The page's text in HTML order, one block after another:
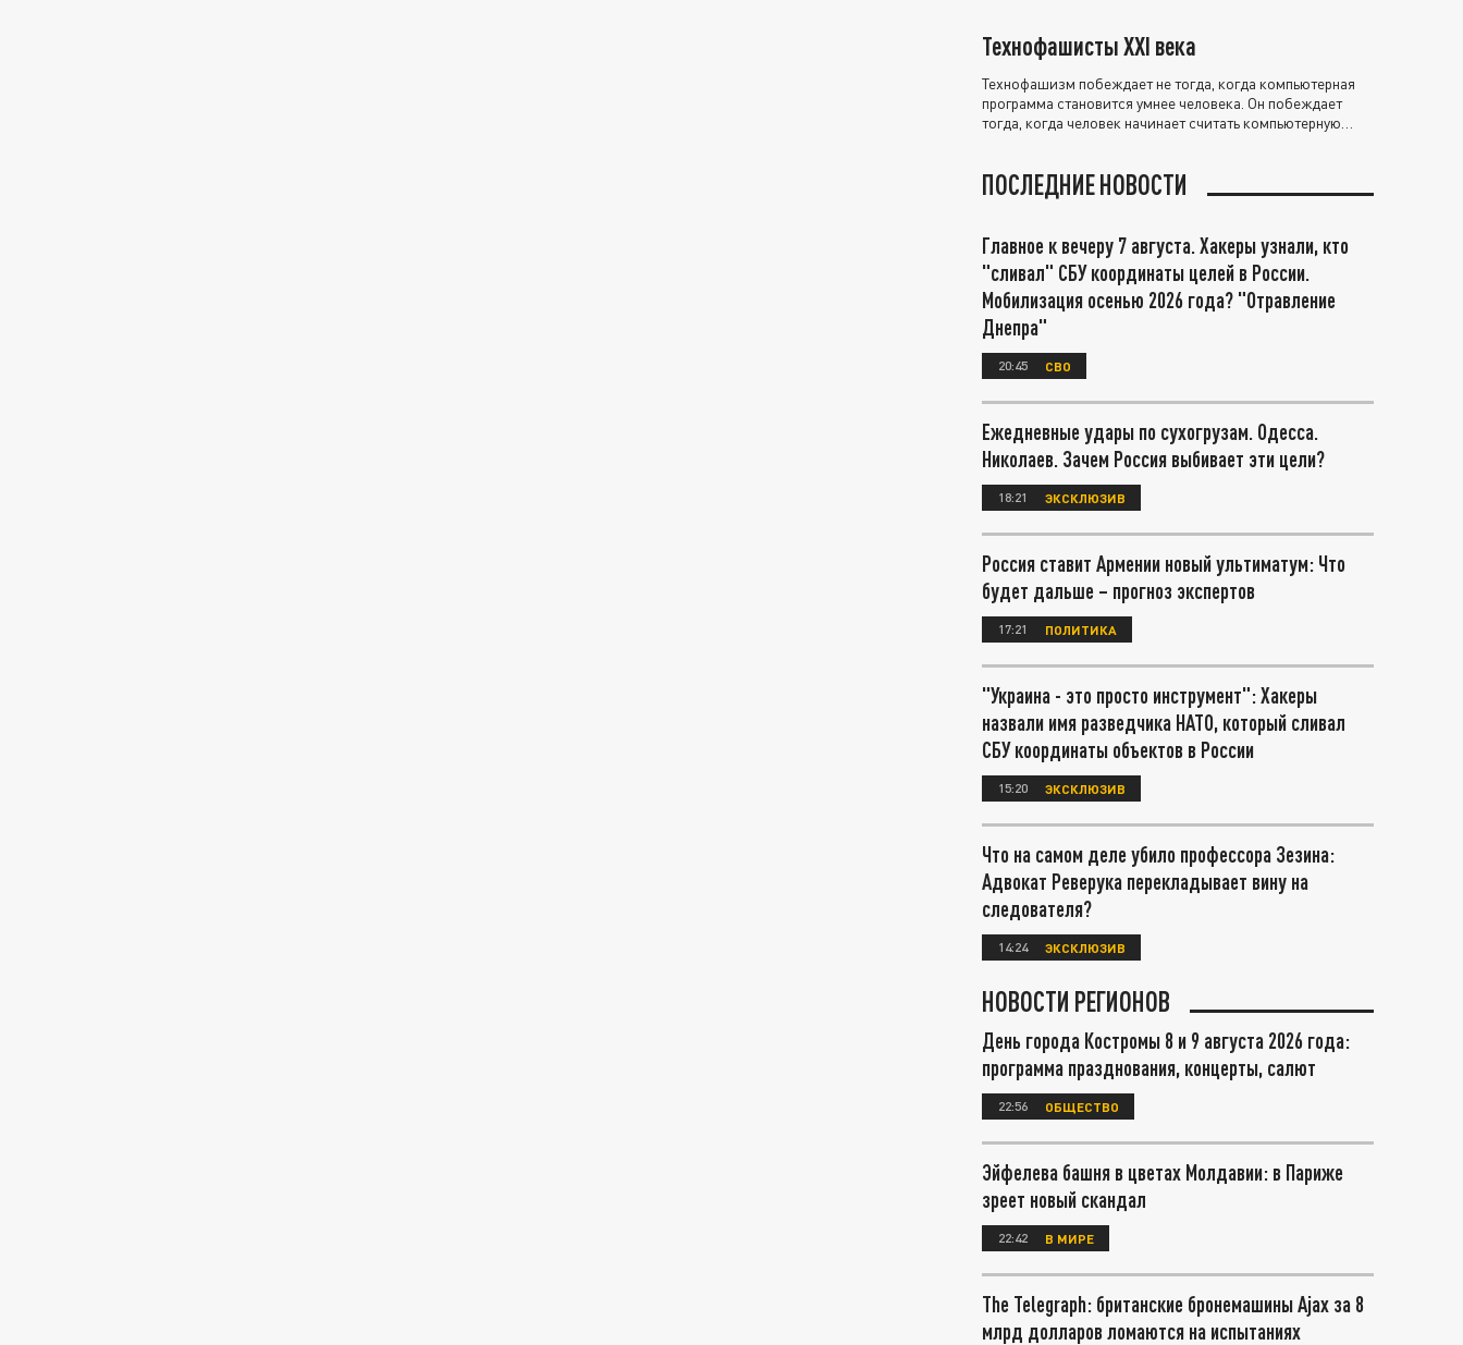
Технофашисты XXI века
Технофашизм побеждает не тогда, когда компьютерная
программа становится умнее человека. Он побеждает
тогда, когда человек начинает считать компьютерную
ПОСЛЕДНИЕ НОВОСТИ
Главное к вечеру 7 августа. Хакеры узнали, кто
"сливал" СБУ координаты целей в России.
Мобилизация осенью 2026 года? "Отравление
Днепра"
20:45 СВО
Ежедневные удары по сухогрузам. Одесса.
Николаев. Зачем Россия выбивает эти цели?
18:21 ЭКСКЛЮЗИВ
Россия ставит Армении новый ультиматум: Что
будет дальше – прогноз экспертов
17:21 ПОЛИТИКА
"Украина - это просто инструмент": Хакеры
назвали имя разведчика НАТО, который сливал
СБУ координаты объектов в России
15:20 ЭКСКЛЮЗИВ
Что на самом деле убило профессора Зезина:
Адвокат Реверука перекладывает вину на
следователя?
14:24 ЭКСКЛЮЗИВ
НОВОСТИ РЕГИОНОВ
День города Костромы 8 и 9 августа 2026 года:
программа празднования, концерты, салют
22:56 ОБЩЕСТВО
Эйфелева башня в цветах Молдавии: в Париже
зреет новый скандал
22:42 В МИРЕ
The Telegraph: британские бронемашины Ajax за 8
млрд долларов ломаются на испытаниях